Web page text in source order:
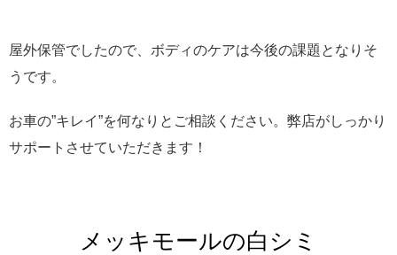
屋外保管でしたので、ボディのケアは今後の課題となりそ
うです。
お車の”キレイ”を何なりとご相談ください。弊店がしっかり
サポートさせていただきます！
メッキモールの白シミ